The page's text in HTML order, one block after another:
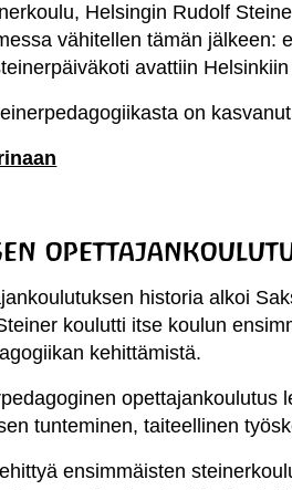
Helsingin Rudolf
vähitellen tämän
avattiin
on
historia alkoi
koulutti itse koulun
kehittämistä.
tunteminen, taiteellinen
ensimmäisten